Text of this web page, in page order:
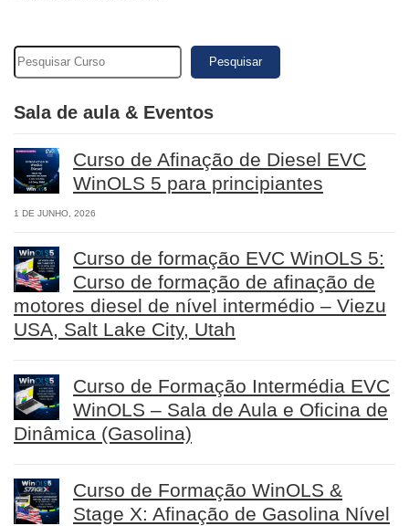
Pesquisar
Sala de aula & Eventos
Curso de Afinação de Diesel EVC
WinOLS 5 para principiantes
1 DE JUNHO, 2026
Curso de formação EVC WinOLS 5:
Curso de formação de afinação de
motores diesel de nível intermédio – Viezu
USA, Salt Lake City, Utah
Curso de Formação Intermédia EVC
WinOLS – Sala de Aula e Oficina de
Dinâmica (Gasolina)
Curso de Formação WinOLS &
Stage X: Afinação de Gasolina Nível